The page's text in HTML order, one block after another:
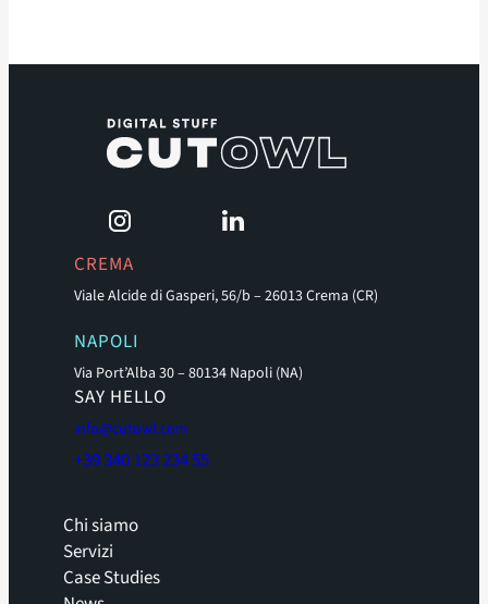
CREMA
Viale Alcide di Gasperi, 56/b – 26013 Crema (CR)
NAPOLI
Via Port’Alba 30 – 80134 Napoli (NA)
SAY HELLO
info@cutowl.com
+39 340 123 234 55
Chi siamo
Servizi
Case Studies